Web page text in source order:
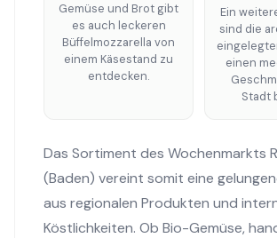
Gemüse und Brot gibt
es auch leckeren
Büffelmozzarella von
einem Käsestand zu
entdecken.
Ein
sind die
einen
Stadt
Das Sortiment des Wochenmarkts
(Baden) vereint somit eine
aus regionalen Produkten und
Köstlichkeiten. Ob Bio-Gemüse,